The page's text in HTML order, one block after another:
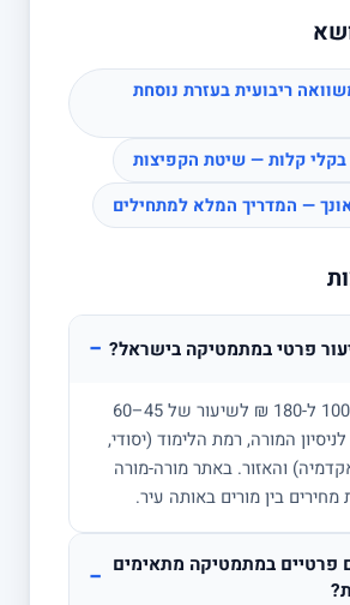
ריבועית בעזרת נוסחת
בקלי קלות — שיטת הקפיצות
— המדריך המלא למתחילים
פרטי במתמטיקה בישראל? −
בדרך כלל בין 100 ל-180 ₪ לשיעור של 45–60
המורה, רמת הלימוד (יסודי,
והאזור. באתר מורה-מורה
בין מורים באותה עיר.
פרטיים במתמטיקה מתאימים −